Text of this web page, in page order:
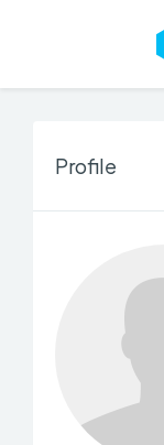
Profile